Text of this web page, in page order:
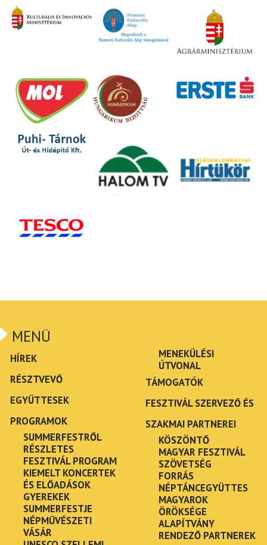
MENÜ
HÍREK
RÉSZTVEVŐ
EGYÜTTESEK
PROGRAMOK
SUMMERFESTRŐL
RÉSZLETES
FESZTIVÁL PROGRAM
KIEMELT KONCERTEK
ÉS ELŐADÁSOK
GYEREKEK
SUMMERFESTJE
NÉPMŰVÉSZETI
VÁSÁR
MENEKÜLÉSI
ÚTVONAL
TÁMOGATÓK
FESZTIVÁL SZERVEZŐ ÉS
SZAKMAI PARTNEREI
KÖSZÖNTŐ
MAGYAR FESZTIVÁL
SZÖVETSÉG
FORRÁS
NÉPTÁNCEGYÜTTES
MAGYAROK
ÖRÖKSÉGE
ALAPÍTVÁNY
RENDEZŐ PARTNEREK